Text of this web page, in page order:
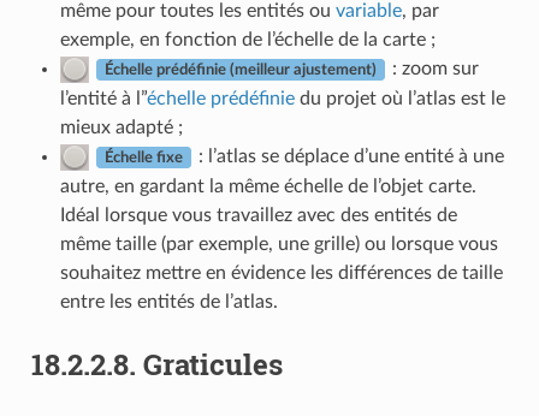
même pour toutes les entités ou variable, par
exemple, en fonction de l’échelle de la carte ;
Échelle prédéfinie (meilleur ajustement)
: zoom sur
l’entité à l”échelle prédéfiniedu projet où l’atlas est le
mieux adapté ;
Échelle fixe
: l’atlas se déplace d’une entité à une
autre, en gardant la même échelle de l’objet carte.
Idéal lorsque vous travaillez avec des entités de
même taille (par exemple, une grille) ou lorsque vous
souhaitez mettre en évidence les différences de taille
entre les entités de l’atlas.
18.2.2.8. Graticules